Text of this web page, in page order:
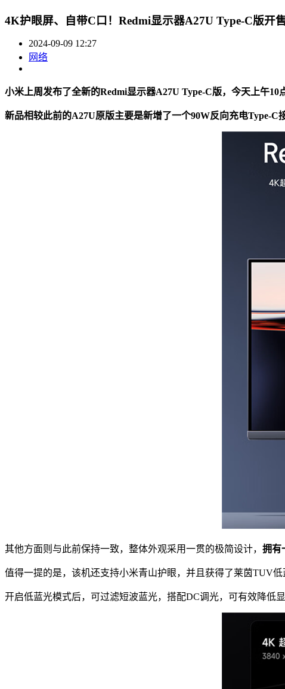
4K护眼屏、自带C口！Redmi显示器A27U Type-C版开
2024-09-09 12:27
网络
小米上周发布了全新的Redmi显示器A27U Type-C版，今天上午10
新品相较此前的A27U原版主要是新增了一个90W反向充电Type-C
其他方面则与此前保持一致，整体外观采用一贯的极简设计， 拥有
值得一提的是，该机还支持小米青山护眼，并且获得了莱茵TUV低
开启低蓝光模式后，可过滤短波蓝光，搭配DC调光，可有效降低